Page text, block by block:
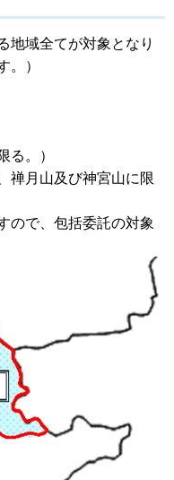
地域全てが対象となり
。）
る。）
禅月山及び神宮山に限
ので、包括委託の対象